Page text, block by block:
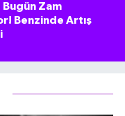
Zam
Benzinde Artış